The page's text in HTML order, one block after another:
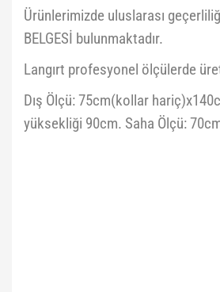
Ürünlerimizde uluslarası
BELGESİ bulunmaktadır.
Langırt profesyonel ölçülerde
Dış Ölçü: 75cm(kollar
yüksekliği 90cm. Saha Ölçü: